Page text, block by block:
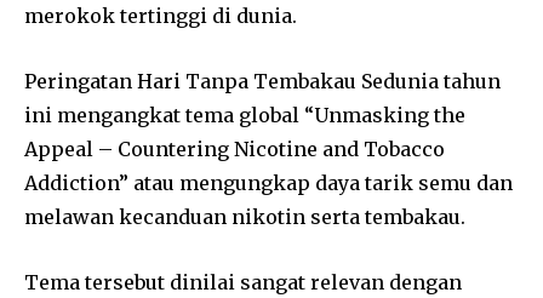
merokok tertinggi di dunia.
Peringatan Hari Tanpa Tembakau Sedunia tahun
ini mengangkat tema global “Unmasking the
Appeal – Countering Nicotine and Tobacco
Addiction” atau mengungkap daya tarik semu dan
melawan kecanduan nikotin serta tembakau.
Tema tersebut dinilai sangat relevan dengan